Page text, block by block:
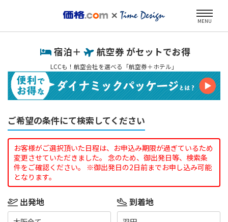
MENU
宿泊＋ 航空券 がセットでお得
LCCも！航空会社を選べる「航空券＋ホテル」
ご希望の条件にて検索してください
お客様がご選択頂いた日程は、お申込み期限が過ぎているため
変更させていただきました。 念のため、御出発日等、検索条
件をご確認ください。 ※御出発日の2日前までお申し込み可能
となります。
出発地 到着地